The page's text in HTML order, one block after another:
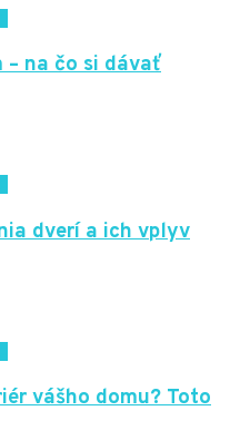
na čo si dávať
dverí a ich vplyv
vášho domu? Toto